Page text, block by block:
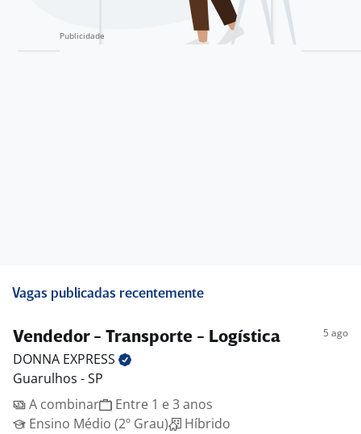
Vagas publicadas recentemente
Vendedor - Transporte - Logística 5 ago
DONNA EXPRESS
Guarulhos - SP
A combinar
Entre 1 e 3 anos
Ensino Médio (2º Grau)
Híbrido